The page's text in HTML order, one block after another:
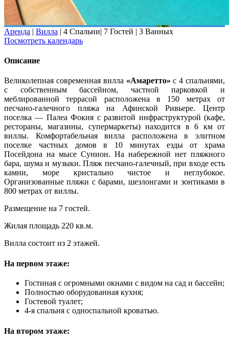
Аренда | Вилла | 4 Спальни| 7 Гостей | 3 Ванных
Посмотреть календарь
Описание
Великолепная современная вилла«Амаретто» с 4 спальнями,
с собственным бассейном, частной парковкой и
меблированной террасой расположена в 150 метрах от
песчано-галечного пляжа на Афинской Ривьере. Центр
поселка — Палеа Фокия с развитой инфраструктурой (кафе,
рестораны, магазины, супермаркеты) находится в 6 км от
виллы. Комфортабельная вилла расположена в элитном
поселке частных домов в 10 минутах езды от храма
Посейдона на мысе Сунион. На набережной нет пляжного
бара, шума и музыки. Пляж песчано-галечный, при входе есть
камни, море кристально чистое и неглубокое.
Организованные пляжи с барами, шезлонгами и зонтиками в
800 метрах от виллы.
Размещение на 7 гостей.
Жилая площадь 220 кв.м.
Вилла состоит из 2 этажей.
На первом этаже:
Гостиная с огромными окнами с видом на сад и бассейн;
Полностью оборудованная кухня;
Гостевой туалет;
4-я спальня с односпальной кроватью.
На втором этаже: